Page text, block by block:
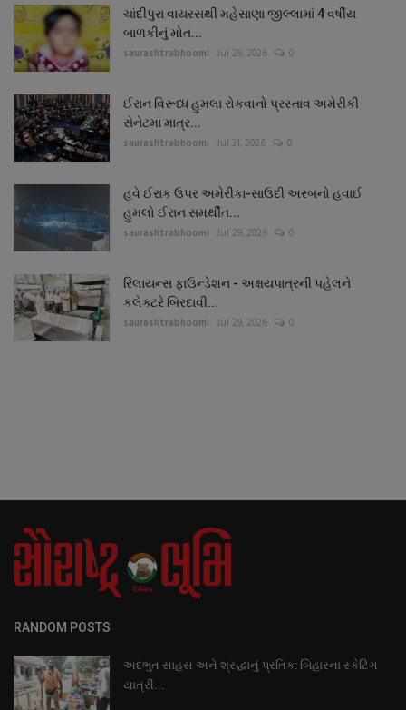
ચાંદીપુરા વાયરસથી મહેસાણા જીલ્લામાં 4 વર્ષીય
બાળકીનું મોત...
saurashtrabhoomi Jul 29, 2026 0
ઈરાન વિરૂધ્ધ હુમલા રોકવાનો પ્રસ્તાવ અમેરીકી
સેનેટમાં માત્ર...
saurashtrabhoomi Jul 31, 2026 0
હવે ઈરાક ઉપર અમેરીકા-સાઉદી અરબનો હવાઈ
હુમલો ઈરાન સમર્થીત...
saurashtrabhoomi Jul 29, 2026 0
રિલાયન્સ ફાઉન્ડેશન - અક્ષયપાત્રની પહેલને
કલેક્ટરે બિરદાવી...
saurashtrabhoomi Jul 29, 2026 0
RANDOM POSTS
અદભુત સાહસ અને શ્રદ્ધાનું પ્રતિક: બિહારના સ્કેટિંગ
યાત્રી...